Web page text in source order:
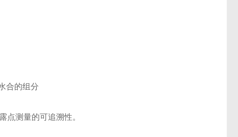
合的组分
点测量的可追溯性。